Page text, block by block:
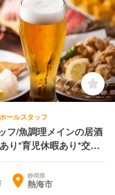
ールスタッフ
フ/魚調理メインの居酒
り*育児休暇あり*交通
静岡県
熱海市